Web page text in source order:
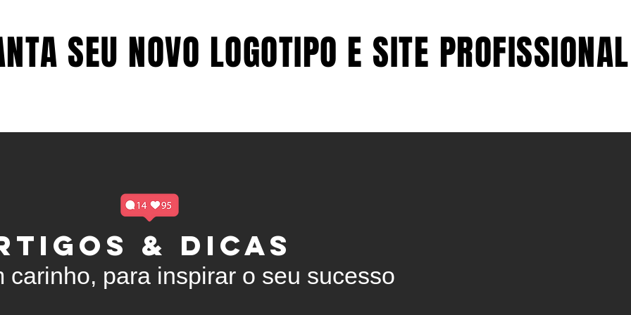
SEU NOVO LOGOTIPO E SITE PROFISSIONAL
SEU NOVO LOGOTIPO E SITE PROFISSIONAL
& DICAS
carinho, para inspirar o seu sucesso